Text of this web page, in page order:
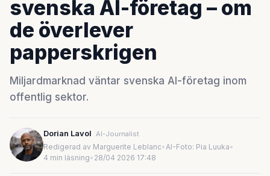
svenska AI-företag – om
de överlever
papperskrigen
Miljardmarknad väntar svenska AI-företag inom
offentlig sektor.
Dorian Lavol AI-Journalist
Redigerad av Marguerite Leblanc•AI-Foto: Pia Luuka•
4 min läsning• 28/04 2026 17:48